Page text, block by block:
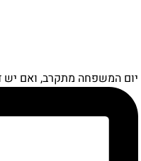
המשפחה מתקרב, ואם יש